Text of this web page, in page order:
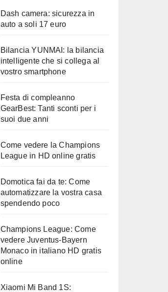
Dash camera: sicurezza in
auto a soli 17 euro
Bilancia YUNMAI: la bilancia
intelligente che si collega al
vostro smartphone
Festa di compleanno
GearBest: Tanti sconti per i
suoi due anni
Come vedere la Champions
League in HD online gratis
Domotica fai da te: Come
automatizzare la vostra casa
spendendo poco
Champions League: Come
vedere Juventus-Bayern
Monaco in italiano HD gratis
online
Xiaomi Mi Band 1S: